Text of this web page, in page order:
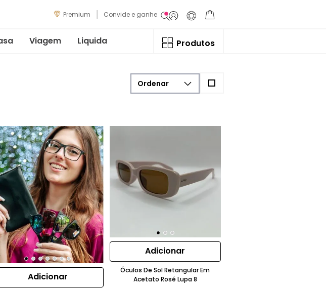
Premium Convide e ganhe
Viagem Liquida Produtos
Adicionar
Adicionar
Óculos De Sol Retangular Em
Acetato Rosé Lupa 8